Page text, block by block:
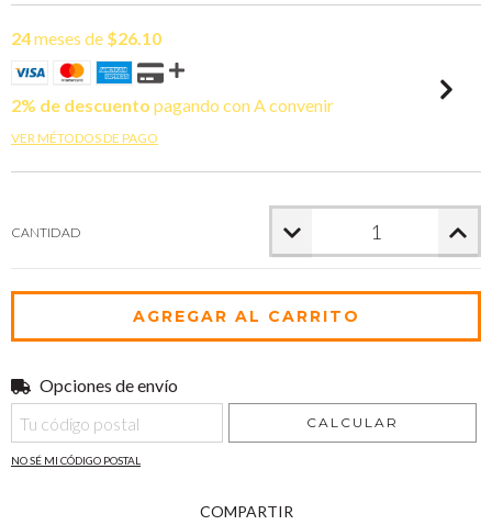
24meses de $26.10
2% de descuento pagando con A convenir
VER MÉTODOS DE PAGO
CANTIDAD
Entregas para el CP:
Opciones de envío
CALCULAR
NO SÉ MI CÓDIGO POSTAL
COMPARTIR